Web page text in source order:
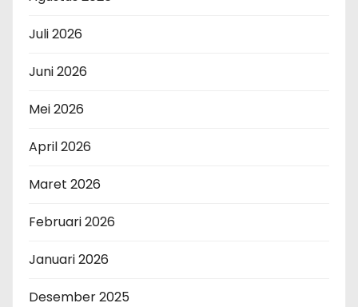
Juli 2026
Juni 2026
Mei 2026
April 2026
Maret 2026
Februari 2026
Januari 2026
Desember 2025